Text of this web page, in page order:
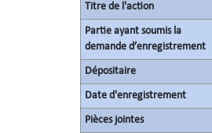
Titre de l'action
Partie ayant soumis la
demande d’enregistrement
Dépositaire
Date d'enregistrement
Pièces jointes